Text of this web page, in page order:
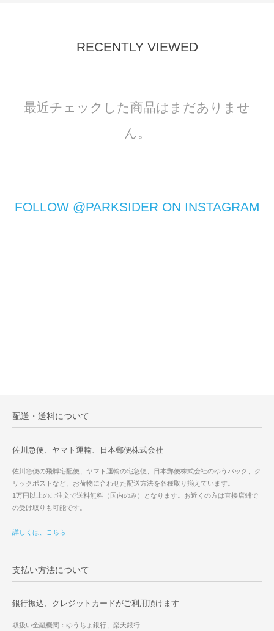
RECENTLY VIEWED
最近チェックした商品はまだありませ
ん。
FOLLOW @PARKSIDER ON INSTAGRAM
配送・送料について
佐川急便、ヤマト運輸、日本郵便株式会社
佐川急便の飛脚宅配便、ヤマト運輸の宅急便、日本郵便株式会社のゆうパック、ク
リックポストなど、お荷物に合わせた配送方法を各種取り揃えています。
1万円以上のご注文で送料無料（国内のみ）となります。お近くの方は直接店鋪で
の受け取りも可能です。
詳しくは、こちら
支払い方法について
銀行振込、クレジットカードがご利用頂けます
取扱い金融機関：ゆうちょ銀行、楽天銀行